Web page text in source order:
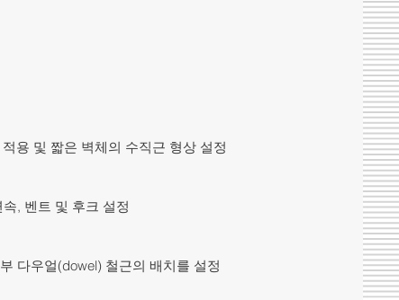
용 및 짧은 벽체의 수직근 형상 설정
, 벤트 및 후크 설정
다우얼(dowel) 철근의 배치를 설정